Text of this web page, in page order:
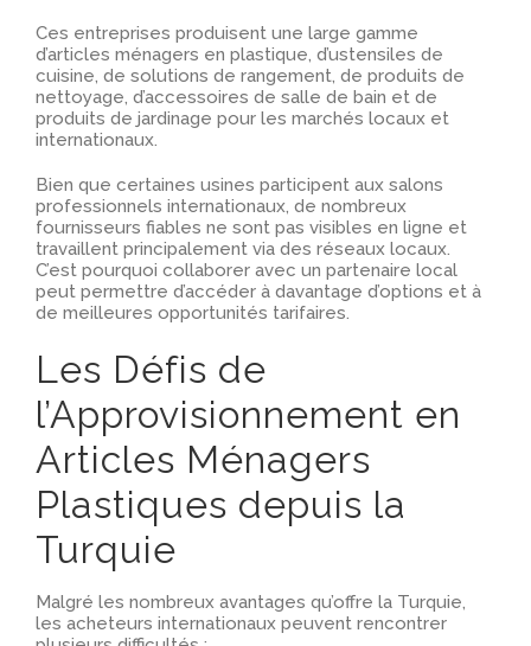
Ces entreprises produisent une large gamme
d’articles ménagers en plastique, d’ustensiles de
cuisine, de solutions de rangement, de produits de
nettoyage, d’accessoires de salle de bain et de
produits de jardinage pour les marchés locaux et
internationaux.
Bien que certaines usines participent aux salons
professionnels internationaux, de nombreux
fournisseurs fiables ne sont pas visibles en ligne et
travaillent principalement via des réseaux locaux.
C’est pourquoi collaborer avec un partenaire local
peut permettre d’accéder à davantage d’options et à
de meilleures opportunités tarifaires.
Les Défis de
l’Approvisionnement en
Articles Ménagers
Plastiques depuis la
Turquie
Malgré les nombreux avantages qu’offre la Turquie,
les acheteurs internationaux peuvent rencontrer